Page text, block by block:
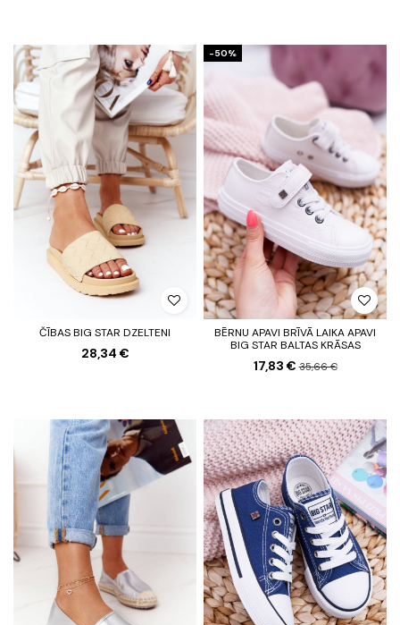
ČĪBAS BIG STAR DZELTENI
28,34 €
-50%
BĒRNU APAVI BRĪVĀ LAIKA APAVI
BIG STAR BALTAS KRĀSAS
17,83 €35,66 €